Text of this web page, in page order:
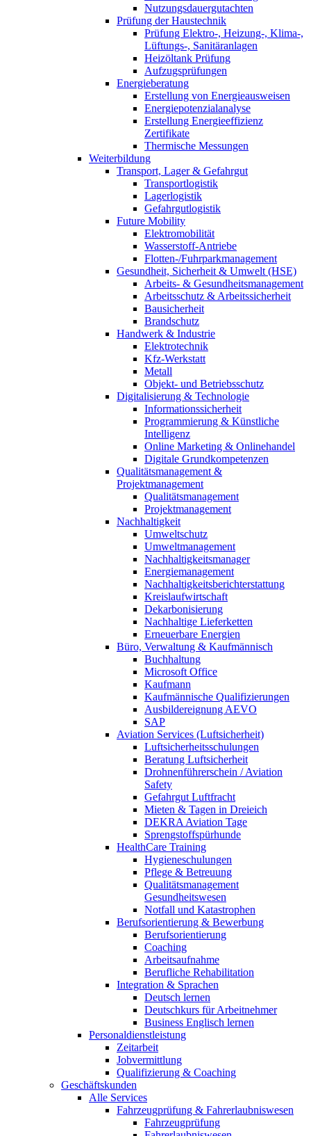
Nutzungsdauergutachten
Prüfung der Haustechnik
Prüfung Elektro-, Heizung-, Klima-,
Lüftungs-, Sanitäranlagen
Heizöltank Prüfung
Aufzugsprüfungen
Energieberatung
Erstellung von Energieausweisen
Energiepotenzialanalyse
Erstellung Energieeffizienz
Zertifikate
Thermische Messungen
Weiterbildung
Transport, Lager & Gefahrgut
Transportlogistik
Lagerlogistik
Gefahrgutlogistik
Future Mobility
Elektromobilität
Wasserstoff-Antriebe
Flotten-/Fuhrparkmanagement
Gesundheit, Sicherheit & Umwelt (HSE)
Arbeits- & Gesundheitsmanagement
Arbeitsschutz & Arbeitssicherheit
Bausicherheit
Brandschutz
Handwerk & Industrie
Elektrotechnik
Kfz-Werkstatt
Metall
Objekt- und Betriebsschutz
Digitalisierung & Technologie
Informationssicherheit
Programmierung & Künstliche
Intelligenz
Online Marketing & Onlinehandel
Digitale Grundkompetenzen
Qualitätsmanagement &
Projektmanagement
Qualitätsmanagement
Projektmanagement
Nachhaltigkeit
Umweltschutz
Umweltmanagement
Nachhaltigkeitsmanager
Energiemanagement
Nachhaltigkeitsberichterstattung
Kreislaufwirtschaft
Dekarbonisierung
Nachhaltige Lieferketten
Erneuerbare Energien
Büro, Verwaltung & Kaufmännisch
Buchhaltung
Microsoft Office
Kaufmann
Kaufmännische Qualifizierungen
Ausbildereignung AEVO
SAP
Aviation Services (Luftsicherheit)
Luftsicherheitsschulungen
Beratung Luftsicherheit
Drohnenführerschein / Aviation
Safety
Gefahrgut Luftfracht
Mieten & Tagen in Dreieich
DEKRA Aviation Tage
Sprengstoffspürhunde
HealthCare Training
Hygieneschulungen
Pflege & Betreuung
Qualitätsmanagement
Gesundheitswesen
Notfall und Katastrophen
Berufsorientierung & Bewerbung
Berufsorientierung
Coaching
Arbeitsaufnahme
Berufliche Rehabilitation
Integration & Sprachen
Deutsch lernen
Deutschkurs für Arbeitnehmer
Business Englisch lernen
Personaldienstleistung
Zeitarbeit
Jobvermittlung
Qualifizierung & Coaching
Geschäftskunden
Alle Services
Fahrzeugprüfung & Fahrerlaubniswesen
Fahrzeugprüfung